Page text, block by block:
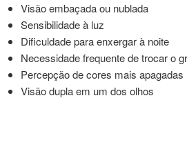
Visão embaçada ou nublada
Sensibilidade à luz
Dificuldade para enxergar à noite
Necessidade frequente de trocar o
Percepção de cores mais apagadas
Visão dupla em um dos olhos